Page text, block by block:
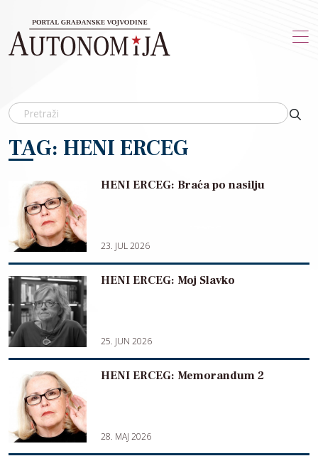
TAG: HENI ERCEG
HENI ERCEG: Braća po nasilju
23. JUL 2026
HENI ERCEG: Moj Slavko
25. JUN 2026
HENI ERCEG: Memorandum 2
28. MAJ 2026